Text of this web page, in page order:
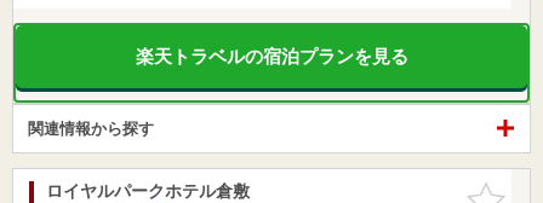
楽天トラベルの宿泊プランを見る
関連情報から探す
お気に入
ロイヤルパークホテル倉敷